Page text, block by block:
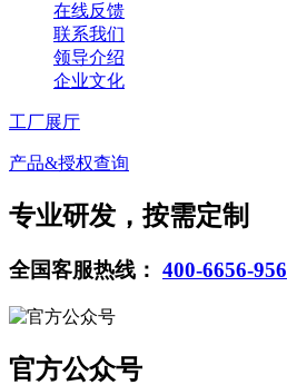
在线反馈
联系我们
领导介绍
企业文化
工厂展厅
产品&授权查询
专业研发，按需定制
全国客服热线： 400-6656-956
官方公众号